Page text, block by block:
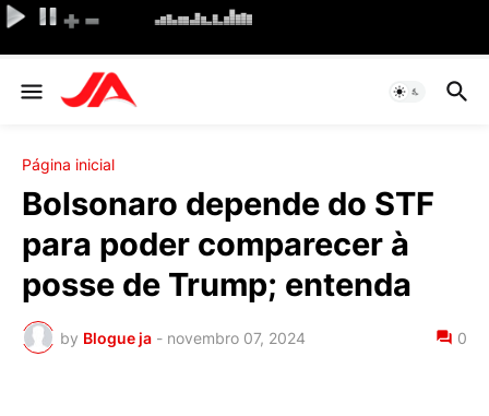
Página inicial
Bolsonaro depende do STF
para poder comparecer à
posse de Trump; entenda
by Blogue ja - novembro 07, 2024 0